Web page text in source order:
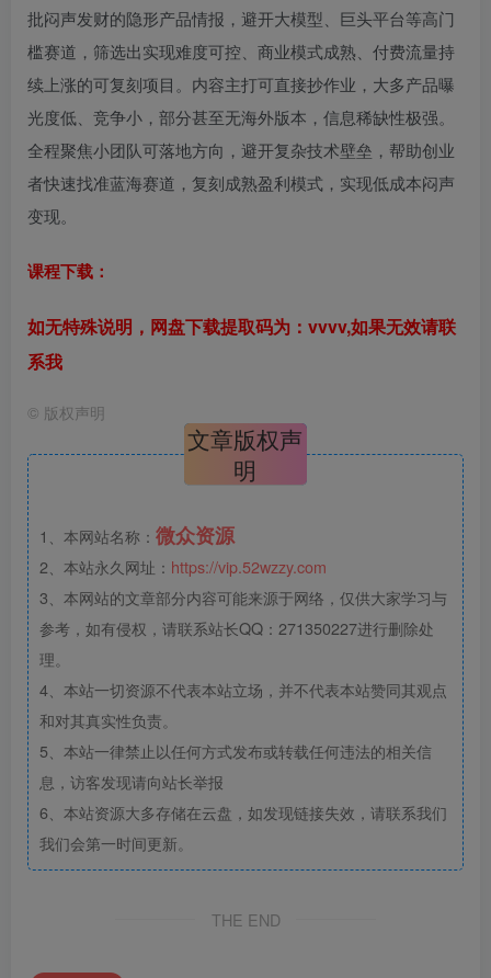
批闷声发财的隐形产品情报，避开大模型、巨头平台等高门
槛赛道，筛选出实现难度可控、商业模式成熟、付费流量持
续上涨的可复刻项目。内容主打可直接抄作业，大多产品曝
光度低、竞争小，部分甚至无海外版本，信息稀缺性极强。
全程聚焦小团队可落地方向，避开复杂技术壁垒，帮助创业
者快速找准蓝海赛道，复刻成熟盈利模式，实现低成本闷声
变现。
课程下载：
如无特殊说明，网盘下载提取码为：vvvv,如果无效请联
系我
© 版权声明
文章版权声
明
1、本网站名称： 微众资源
2、本站永久网址： https://vip.52wzzy.com
3、本网站的文章部分内容可能来源于网络，仅供大家学习与
参考，如有侵权，请联系站长QQ：271350227进行删除处
理。
4、本站一切资源不代表本站立场，并不代表本站赞同其观点
和对其真实性负责。
5、本站一律禁止以任何方式发布或转载任何违法的相关信
息，访客发现请向站长举报
6、本站资源大多存储在云盘，如发现链接失效，请联系我们
我们会第一时间更新。
THE END